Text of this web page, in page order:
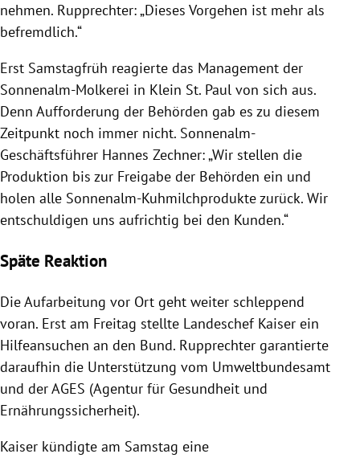
nehmen. Rupprechter: „Dieses Vorgehen ist mehr als
befremdlich.“
Erst Samstagfrüh reagierte das Management der
Sonnenalm-Molkerei in Klein St. Paul von sich aus.
Denn Aufforderung der Behörden gab es zu diesem
Zeitpunkt noch immer nicht. Sonnenalm-
Geschäftsführer Hannes Zechner: „Wir stellen die
Produktion bis zur Freigabe der Behörden ein und
holen alle Sonnenalm-Kuhmilchprodukte zurück. Wir
entschuldigen uns aufrichtig bei den Kunden.“
Späte Reaktion
Die Aufarbeitung vor Ort geht weiter schleppend
voran. Erst am Freitag stellte Landeschef Kaiser ein
Hilfeansuchen an den Bund. Rupprechter garantierte
daraufhin die Unterstützung vom Umweltbundesamt
und der AGES (Agentur für Gesundheit und
Ernährungssicherheit).
Kaiser kündigte am Samstag eine